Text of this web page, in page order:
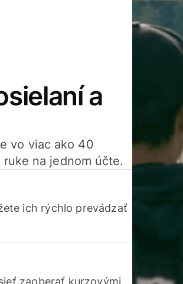
a
vo viac ako 40
na jednom účte.
ich rýchlo prevádzať
zaoberať kurzovými